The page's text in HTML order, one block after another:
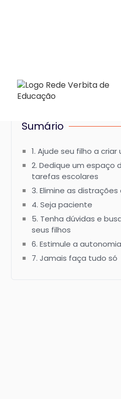
Sumário
1. Ajude seu filho a
2. Dedique um espaço
tarefas escolares
3. Elimine as
4. Seja paciente
5. Tenha dúvidas e
seus filhos
6. Estimule a autonomia
7. Jamais faça tudo só